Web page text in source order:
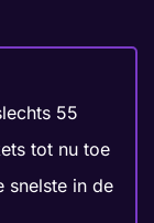
55
tot nu toe
snelste in de